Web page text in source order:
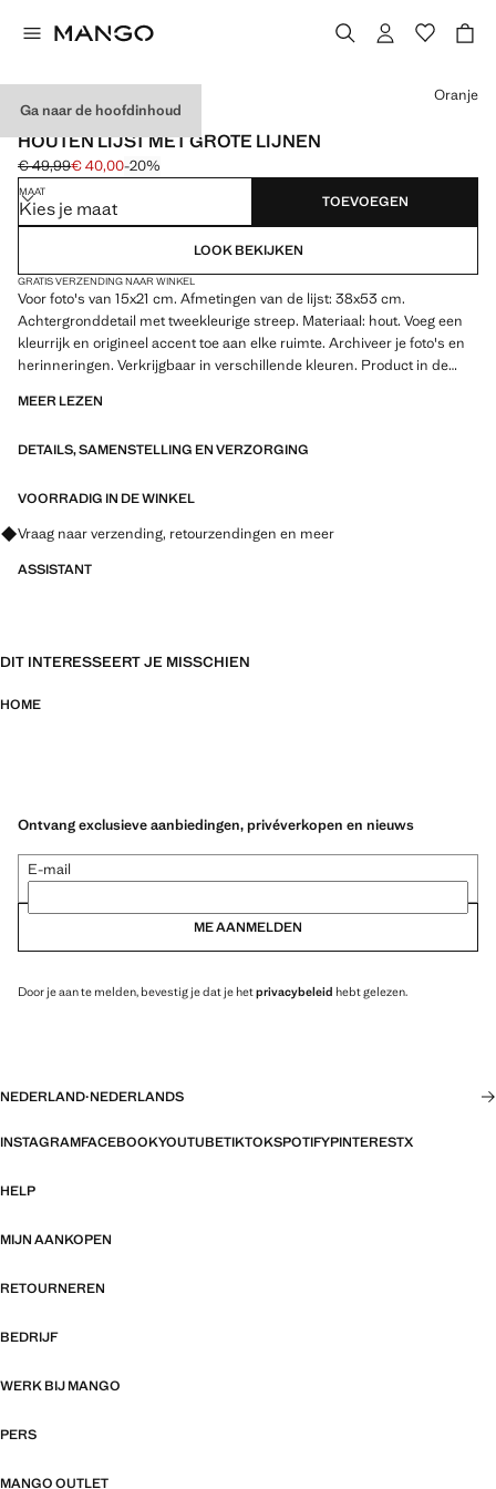
Ga naar de hoofdinhoud
MADE IN SPAIN
HOUTEN LIJST MET GROTE LIJNEN
Oorspronkelijke prijs doorgehaald [€ 49,99 ]
€ 49,99
Huidige prijs [€ 40,00 ]
€ 40,00-20%
Kies een kleur
Oranje
MAAT
Kies je maat TOEVOEGEN
LOOK BEKIJKEN
GRATIS VERZENDING NAAR WINKEL
Voor foto's van 15x21 cm. Afmetingen van de lijst: 38x53 cm.
Achtergronddetail met tweekleurige streep. Materiaal: hout. Voeg een
kleurrijk en origineel accent toe aan elke ruimte. Archiveer je foto's en
herinneringen. Verkrijgbaar in verschillende kleuren. Product in de
MEER LEZEN
DETAILS, SAMENSTELLING EN VERZORGING
VOORRADIG IN DE WINKEL
Vraag naar verzending, retourzendingen en meer
ASSISTANT
DIT INTERESSEERT JE MISSCHIEN
HOME
Ontvang exclusieve aanbiedingen, privéverkopen en nieuws
E-mail
ME AANMELDEN
Door je aan te melden, bevestig je dat je hetprivacybeleid hebt gelezen.
NEDERLAND·NEDERLANDS
INSTAGRAMFACEBOOKYOUTUBETIKTOKSPOTIFYPINTERESTX
HELP
MIJN AANKOPEN
RETOURNEREN
BEDRIJF
WERK BIJ MANGO
PERS
MANGO OUTLET